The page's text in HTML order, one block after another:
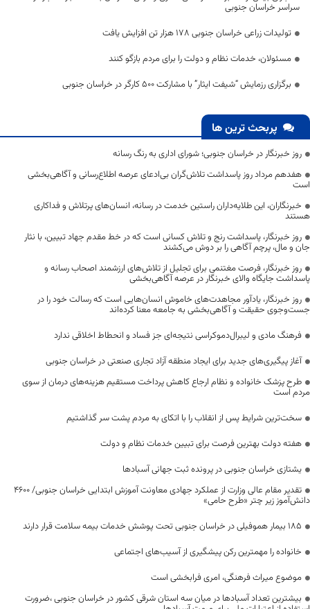
سراسر خراسان جنوبی
تولیدات زراعی خراسان جنوبی ۱۷۸ هزار تن افزایش یافت
مسئولان، خدمات نظام و دولت را برای مردم بازگو کنند
برگزاری رزمایش “شیفت ایثار” با مشارکت ۵۰۰ کارگر در خراسان جنوبی
پربحث ترین ها
روز خبرنگار در خراسان جنوبی؛ شورای اداری به رنگ رسانه
هفدهم مرداد روز پاسداشت تلاش‌گران بی‌ادعای عرصه اطلاع‌رسانی و آگاهی‌بخشی
است
خبرنگاران، این طلایه‌داران راستین خدمت در رسانه، انسان‌های پرتلاش و فداکاری
هستند
روز خبرنگار، پاسداشت رنج و تلاش کسانی است که در خط مقدم جهاد تبیین، با نثار
جان و مال، پرچم آگاهی را بر دوش می‌کشند
روز خبرنگار، فرصت مغتنمی برای تجلیل از تلاش‌های ارزشمند اصحاب رسانه و
پاسداشت جایگاه والای خبرنگار در عرصه آگاهی‌بخشی
روز خبرنگار، یادآور مجاهدت‌های خاموش انسان‌هایی است که رسالت خود را در
جست‌وجوی حقیقت و آگاهی‌بخشی به جامعه معنا کرده‌اند
فرهنگ مادی و لیبرال‌دموکراسی نتیجه‌ای جز فساد و انحطاط اخلاقی ندارد
آغاز پیگیری‌های جدید برای ایجاد منطقه آزاد تجاری صنعتی در خراسان جنوبی
طرح پزشک خانواده و نظام ارجاع کاهش پرداخت مستقیم هزینه‌های درمان از سوی
مردم است
سخت‌ترین شرایط پس از انقلاب را با اتکای به مردم پشت سر گذاشتیم
هفته دولت بهترین فرصت برای تبیین خدمات نظام و دولت
یشتازی خراسان جنوبی در پرونده ثبت جهانی آسبادها
تقدیر مقام عالی وزارت از عملکرد جهادی معاونت آموزش ابتدایی خراسان جنوبی/ ۴۶۰۰
دانش‌آموز زیر چتر «طرح حامی»
۱۸۵ بیمار هموفیلی در خراسان جنوبی تحت پوشش خدمات بیمه سلامت قرار دارند
خانواده را مهمترین رکن پیشگیری از آسیب‌های اجتماعی
موضوع میراث فرهنگی، امری فرابخشی است
بیشترین تعداد آسبادها در میان سه استان شرقی کشور در خراسان جنوبی ،ضرورت